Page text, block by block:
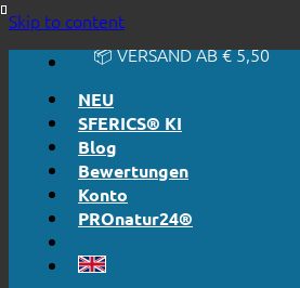
Skip to content🔆 EHRLICH. TRANSPARENT.
📦 VERSAND AB € 5,50
NEU
SFERICS® KI
Blog
Bewertungen
Konto
PROnatur24®
🔆 EINFACH. FUNKTIONIERT.
🔆 EHRLICH. TRANSPARENT.
📦 VERSAND AB € 5,50